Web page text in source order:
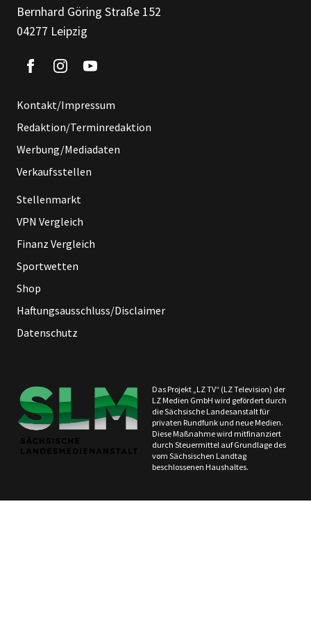
Bernhard Göring Straße 152
04277 Leipzig
Kontakt/Impressum
Redaktion/Terminredaktion
Werbung/Mediadaten
Verkaufsstellen
Stellenmarkt
VPN Vergleich
Finanz Vergleich
Sportwetten
Shop
Haftungsausschluss/Disclaimer
Datenschutz
Das Projekt „LZ TV“ (LZ Television) der
LZ Medien GmbH wird gefördert durch
die Sächsische Landesanstalt für
privaten Rundfunk und neue Medien.
Diese Maßnahme wird mitfinanziert
durch Steuermittel auf Grundlage des
vom Sächsischen Landtag
beschlossenen Haushaltes.